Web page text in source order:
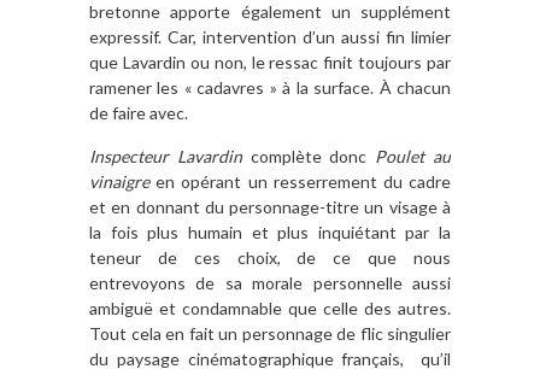
bretonne apporte également un supplément
expressif. Car, intervention d’un aussi fin limier
que Lavardin ou non, le ressac finit toujours par
ramener les « cadavres » à la surface. À chacun
de faire avec.
Inspecteur Lavardincomplète donc Poulet au
vinaigreen opérant un resserrement du cadre
et en donnant du personnage-titre un visage à
la fois plus humain et plus inquiétant par la
teneur de ces choix, de ce que nous
entrevoyons de sa morale personnelle aussi
ambiguë et condamnable que celle des autres.
Tout cela en fait un personnage de flic singulier
du paysage cinématographique français, qu’il